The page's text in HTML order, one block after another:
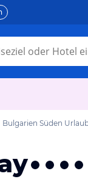
Bulgarien Süden